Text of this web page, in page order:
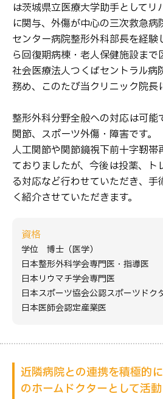
は茨城県立医療大学助手として
に関与、外傷が中心の三次救急
センター病院整形外科部長を経験
ら回復期病棟・老人保健施設まで
社会医療法人つくばセントラル病
務め、このたび当クリニック院長
整形外科分野全般への対応は可能
関節、スポーツ外傷・障害です。
人工関節や関節鏡視下前十字靭帯
ておりましたが、今後は投薬、ト
る対応など行わせていただき、手
く紹介させていただきます。
資格
学位 博士（医学）
日本整形外科学会専門医・指導医
日本リウマチ学会専門医
日本スポーツ協会公認スポーツドク
日本医師会認定産業医
近隣病院との連携を積極的に
のホームドクターとして活